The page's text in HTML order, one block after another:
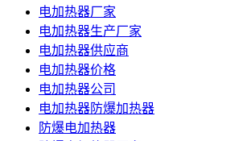
电加热器厂家
电加热器生产厂家
电加热器供应商
电加热器价格
电加热器公司
电加热器防爆加热器
防爆电加热器